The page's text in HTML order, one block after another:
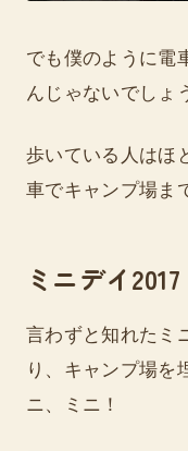
でも僕のように電
んじゃないでしょ
歩いている人はほ
車でキャンプ場ま
ミニデイ2017
言わずと知れたミ
り、キャンプ場を
ニ、ミニ！